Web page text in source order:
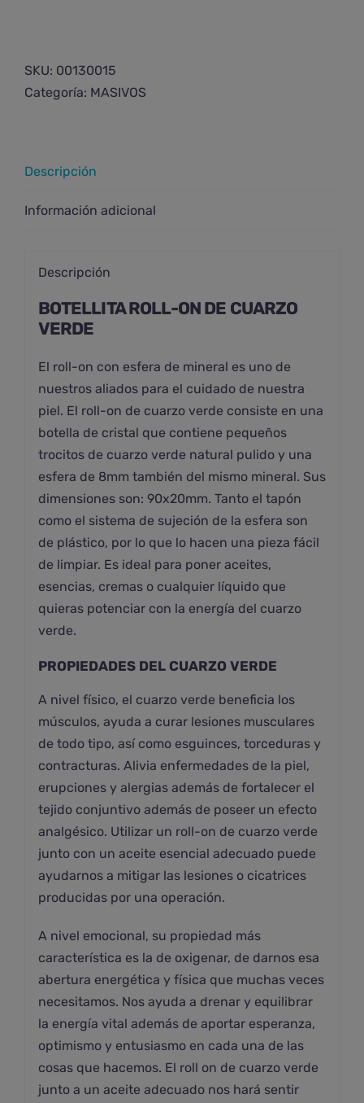
SKU: 00130015
Categoría: MASIVOS
Descripción
Información adicional
Descripción
BOTELLITA ROLL-ON DE CUARZO
VERDE
El roll-on con esfera de mineral es uno de
nuestros aliados para el cuidado de nuestra
piel. El roll-on de cuarzo verde consiste en una
botella de cristal que contiene pequeños
trocitos de cuarzo verde natural pulido y una
esfera de 8mm también del mismo mineral. Sus
dimensiones son: 90x20mm. Tanto el tapón
como el sistema de sujeción de la esfera son
de plástico, por lo que lo hacen una pieza fácil
de limpiar. Es ideal para poner aceites,
esencias, cremas o cualquier líquido que
quieras potenciar con la energía del cuarzo
verde.
PROPIEDADES DEL CUARZO VERDE
A nivel físico, el cuarzo verde beneficia los
músculos, ayuda a curar lesiones musculares
de todo tipo, así como esguinces, torceduras y
contracturas. Alivia enfermedades de la piel,
erupciones y alergias además de fortalecer el
tejido conjuntivo además de poseer un efecto
analgésico. Utilizar un roll-on de cuarzo verde
junto con un aceite esencial adecuado puede
ayudarnos a mitigar las lesiones o cicatrices
producidas por una operación.
A nivel emocional, su propiedad más
característica es la de oxigenar, de darnos esa
abertura energética y física que muchas veces
necesitamos. Nos ayuda a drenar y equilibrar
la energía vital además de aportar esperanza,
optimismo y entusiasmo en cada una de las
cosas que hacemos. El roll on de cuarzo verde
junto a un aceite adecuado nos hará sentir